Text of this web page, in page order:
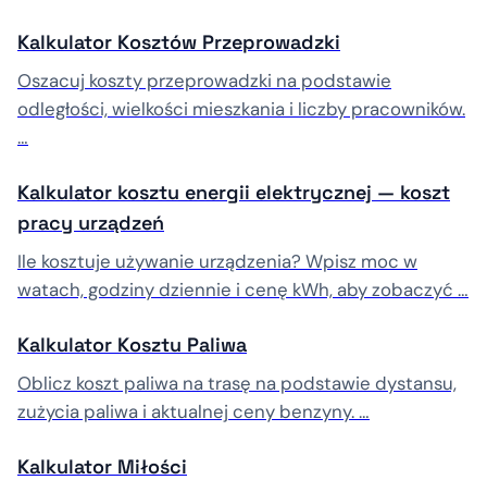
Kalkulator Kosztów Przeprowadzki
Oszacuj koszty przeprowadzki na podstawie
odległości, wielkości mieszkania i liczby pracowników.
…
Kalkulator kosztu energii elektrycznej — koszt
pracy urządzeń
Ile kosztuje używanie urządzenia? Wpisz moc w
watach, godziny dziennie i cenę kWh, aby zobaczyć …
Kalkulator Kosztu Paliwa
Oblicz koszt paliwa na trasę na podstawie dystansu,
zużycia paliwa i aktualnej ceny benzyny. …
Kalkulator Miłości